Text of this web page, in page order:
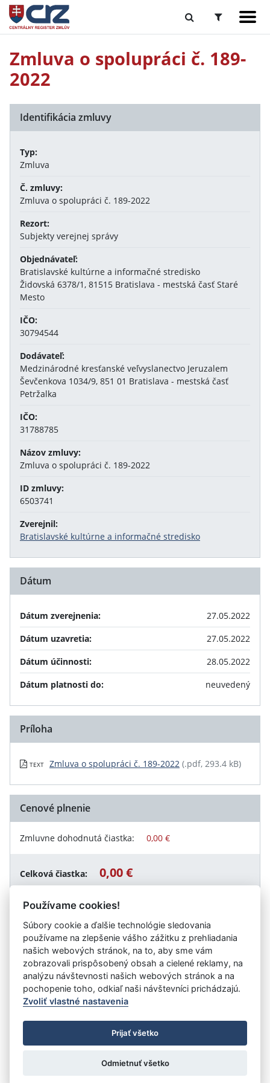
Zmluva o spolupráci č. 189-
2022
Identifikácia zmluvy
Typ:
Zmluva
Č. zmluvy:
Zmluva o spolupráci č. 189-2022
Rezort:
Subjekty verejnej správy
Objednávateľ:
Bratislavské kultúrne a informačné stredisko
Židovská 6378/1, 81515 Bratislava - mestská časť Staré
Mesto
IČO:
30794544
Dodávateľ:
Medzinárodné kresťanské veľvyslanectvo Jeruzalem
Ševčenkova 1034/9, 851 01 Bratislava - mestská časť
Petržalka
IČO:
31788785
Názov zmluvy:
Zmluva o spolupráci č. 189-2022
ID zmluvy:
6503741
Zverejnil:
Bratislavské kultúrne a informačné stredisko
Dátum
Dátum zverejnenia:
27.05.2022
Dátum uzavretia:
27.05.2022
Dátum účinnosti:
28.05.2022
Dátum platnosti do:
neuvedený
Príloha
TEXT Zmluva o spolupráci č. 189-2022 (.pdf, 293.4 kB)
Cenové plnenie
Zmluvne dohodnutá čiastka: 0,00 €
Celková čiastka: 0,00 €
Návrat späť
Vystavil:Bratislavské kultúrne a informačné stredisko
Úrad vlády SR
- Všetky práva vyhradené
Prehlásenie o prístupnosti
Zmluvy do 31.12.2010
Nastavenia cookies
: Aglo Solutions
Používame cookies!
Súbory cookie a ďalšie technológie sledovania
používame na zlepšenie vášho zážitku z prehliadania
našich webových stránok, na to, aby sme vám
zobrazovali prispôsobený obsah a cielené reklamy, na
analýzu návštevnosti našich webových stránok a na
pochopenie toho, odkiaľ naši návštevníci prichádzajú.
Zvoliť vlastné nastavenia
Prijať všetko
Odmietnuť všetko